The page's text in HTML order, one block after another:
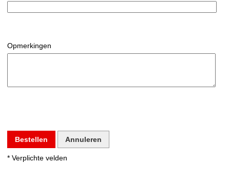
Opmerkingen
Bestellen Annuleren
* Verplichte velden